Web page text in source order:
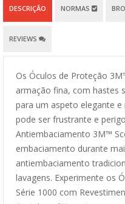
DESCRIÇÃO NORMAS
REVIEWS
Os Óculos de Proteção
armação fina, com hastes
para um aspeto elegante
pode ser frustrante e
Antiembaciamento 3M™
embaciamento durante
antiembaciamento
lavagens. Experimente os
Série 1000 com